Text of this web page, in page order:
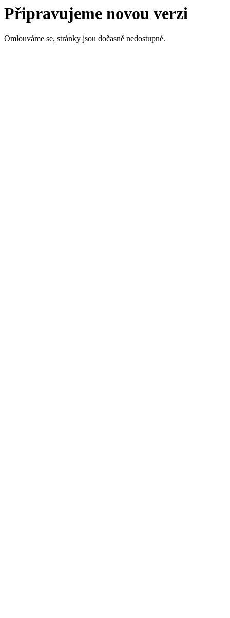
Připravujeme novou verzi
Omlouváme se, stránky jsou dočasně nedostupné.